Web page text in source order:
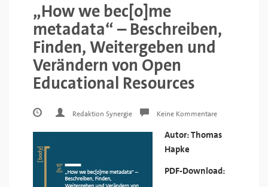
„How we bec[o]me
metadata“ – Beschreiben,
Finden, Weitergeben und
Verändern von Open
Educational Resources
Redaktion Synergie Keine Kommentare
Autor: Thomas
Hapke
PDF-Download: